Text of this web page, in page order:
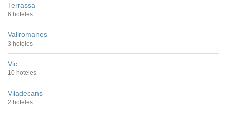
Terrassa
6 hoteles
Vallromanes
3 hoteles
Vic
10 hoteles
Viladecans
2 hoteles